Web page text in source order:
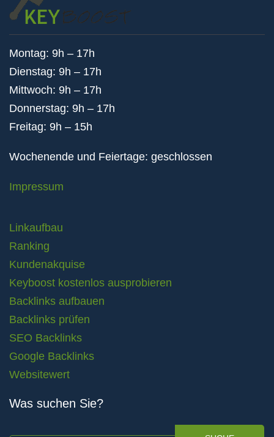
Montag: 9h – 17h
Dienstag: 9h – 17h
Mittwoch: 9h – 17h
Donnerstag: 9h – 17h
Freitag: 9h – 15h
Wochenende und Feiertage: geschlossen
Impressum
Linkaufbau
Ranking
Kundenakquise
Keyboost kostenlos ausprobieren
Backlinks aufbauen
Backlinks prüfen
SEO Backlinks
Google Backlinks
Websitewert
Was suchen Sie?